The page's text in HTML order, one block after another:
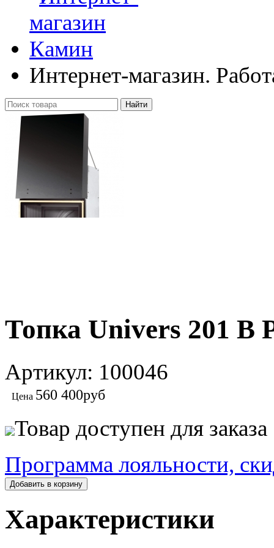
Интернет-магазин.
Топка Univers 201 B
Артикул: 100046
Цена 560 400руб
Товар доступен для заказа
Программа лояльности,
Добавить в корзину
Характеристики